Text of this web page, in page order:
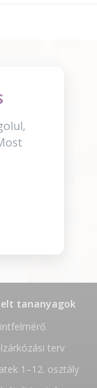
tananyagok
terv
1–12. osztály